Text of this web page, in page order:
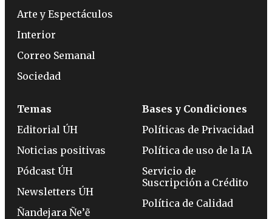
Arte y Espectáculos
Interior
Correo Semanal
Sociedad
Temas
Editorial ÚH
Noticias positivas
Pódcast ÚH
Newsletters ÚH
Ñandejara Ñe’ẽ
Bases y Condiciones
Políticas de Privacidad
Política de uso de la IA
Servicio de
Suscripción a Crédito
Política de Calidad